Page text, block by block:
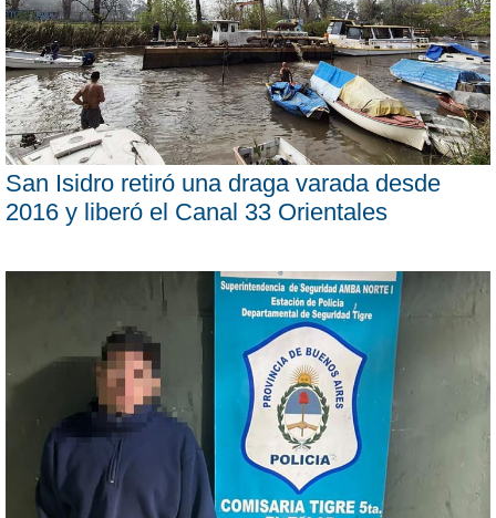
San Isidro retiró una draga varada desde
2016 y liberó el Canal 33 Orientales